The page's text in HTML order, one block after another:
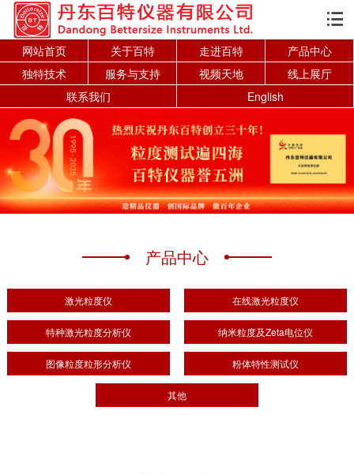

网站首页 关于百特 走进百特
产品中心
独特技术
服务与支持 视频天地
线上展厅
联系我们
English
产品中心
激光粒度仪 在线激光粒度仪
特种激光粒度分析仪 纳米粒度及Zeta电位仪
图像粒度粒形分析仪 粉体特性测试仪
其他